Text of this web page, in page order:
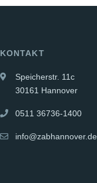
KONTAKT
Speicherstr. 11c
30161 Hannover
0511 36736-1400
info@zabhannover.de